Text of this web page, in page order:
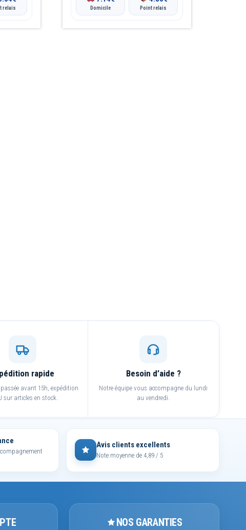
relais Domicile Point relais
rapide
avant 15h, expédition
sur articles en stock.
Besoin d’aide ?
Notre équipe vous accompagne du lundi
au vendredi.
Avis clients excellents
Note moyenne de 4,89 / 5
NOS GARANTIES